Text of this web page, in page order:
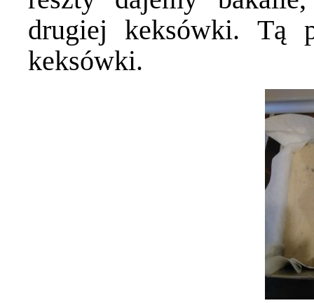
drugiej keksówki. Tą
keksówki.